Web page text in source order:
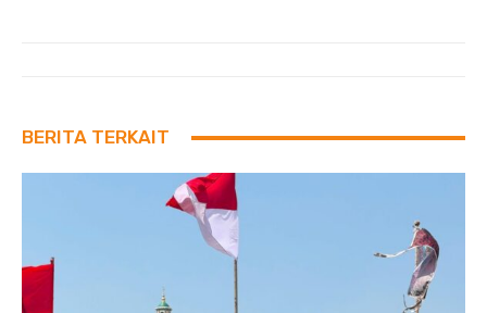
BERITA TERKAIT